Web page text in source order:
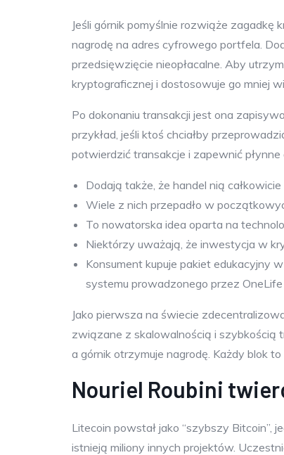
Jeśli górnik pomyślnie rozwiąże
nagrodę na adres cyfrowego portfela.
przedsięwzięcie nieopłacalne. Aby
kryptograficznej i dostosowuje go mniej
Po dokonaniu transakcji jest ona
przykład, jeśli ktoś chciałby
potwierdzić transakcje i zapewnić
Dodają także, że handel nią
Wiele z nich przepadło w
To nowatorska idea oparta na
Niektórzy uważają, że inwestycja w
Konsument kupuje pakiet edukacyjny
systemu prowadzonego przez
Jako pierwsza na świecie
związane z skalowalnością i szybkością
a górnik otrzymuje nagrodę. Każdy blok
Nouriel Roubini
Litecoin powstał jako “szybszy
istnieją miliony innych projektów.